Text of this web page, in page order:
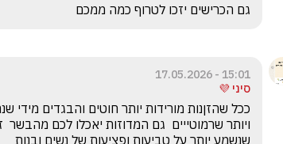
גם הכרישים יזכו לטרוף כמה ממכם
15:01 - 17.05.2026
סיני 💜
שנשמע יותר על טביעות ופציעות של נשים ובנות